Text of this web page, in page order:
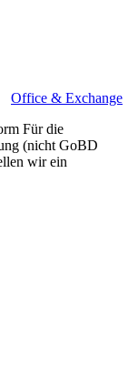
Office & Exchange
Für die
(nicht GoBD
wir ein